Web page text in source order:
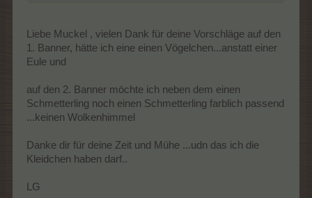
Liebe Muckel , vielen Dank für deine Vorschläge auf den
1. Banner, hätte ich eine einen Vögelchen...anstatt einer
Eule und
auf den 2. Banner möchte ich neben dem einen
Schmetterling noch einen Schmetterling farblich passend
...keinen Wolkenhimmel
Danke dir für deine Zeit und Mühe ...udn das ich die
Kleidchen haben darf..
LG